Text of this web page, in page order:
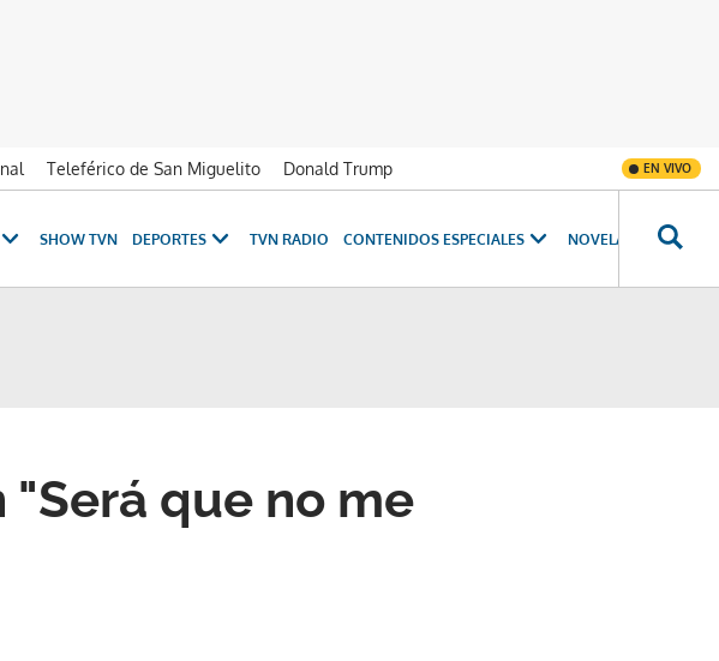
Teleférico de San Miguelito Donald Trump EN VIVO
SHOW TVN DEPORTES TVN RADIO CONTENIDOS ESPECIALES NOVELAS
que no me